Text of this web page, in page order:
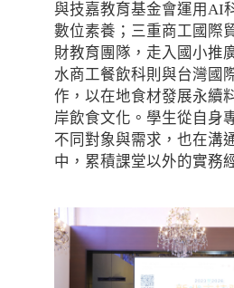
與技嘉教育基金會運用AI
數位素養；三重商工國際
財教育團隊，走入國小推
水商工餐飲科則與台灣國
作，以在地食材發展永續
岸飲食文化。學生從自身
不同對象與需求，也在溝
中，累積課堂以外的實務